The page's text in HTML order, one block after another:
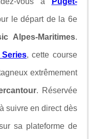
le départ de la 6e
Alpes-Maritimes.
, cette course
extrêmement
. Réservée
suivre en direct dès
sa plateforme de